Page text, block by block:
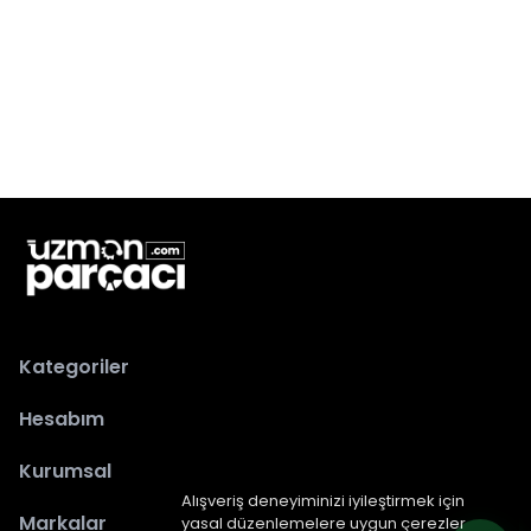
Alışveriş deneyiminizi iyileştirmek için
yasal düzenlemelere uygun çerezler
Kategoriler
Hesabım
Kurumsal
Markalar